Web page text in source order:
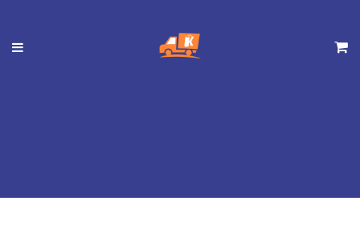
المحتوى
الرئيسي